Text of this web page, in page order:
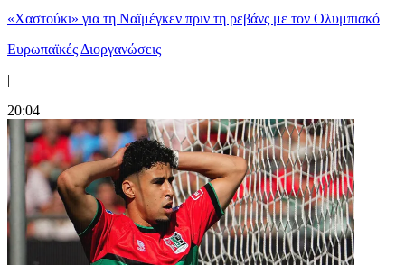
«Χαστούκι» για τη Ναϊμέγκεν πριν τη ρεβάνς με τον Ολυμπιακό
Ευρωπαϊκές Διοργανώσεις
|
20:04